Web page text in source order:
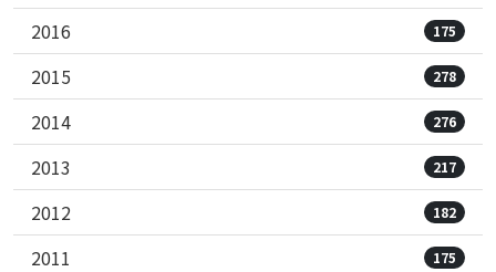
2016 175
2015 278
2014 276
2013 217
2012 182
2011 175